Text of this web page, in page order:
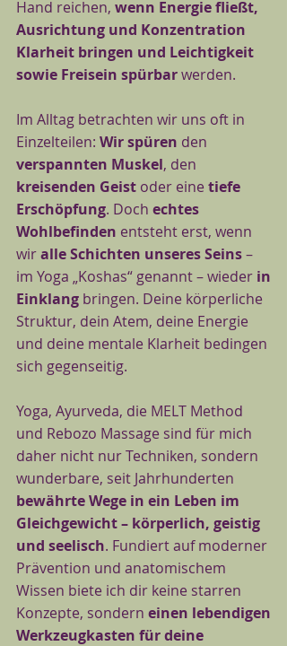
Hand reichen, wenn Energie fließt,
Ausrichtung und Konzentration
Klarheit bringen und Leichtigkeit
sowie Freisein spürbarwerden.
Im Alltag betrachten wir uns oft in
Einzelteilen: Wir spüren den
verspannten Muskel, den
kreisenden Geist oder eine tiefe
Erschöpfung. Doch echtes
Wohlbefinden entsteht erst, wenn
wiralle Schichten unseres Seins–
im Yoga „Koshas“ genannt – wieder in
Einklang bringen. Deine körperliche
Struktur, dein Atem, deine Energie
und deine mentale Klarheit bedingen
sich gegenseitig.​
Yoga, Ayurveda, die MELT Method
und Rebozo Massage sind für mich
daher nicht nur Techniken, sondern
wunderbare, seit Jahrhunderten
bewährte Wege in ein Leben im
Gleichgewicht – körperlich, geistig
und seelisch. Fundiert auf moderner
Prävention und anatomischem
Wissen biete ich dir keine starren
Konzepte, sondern einen lebendigen
Werkzeugkasten für deine